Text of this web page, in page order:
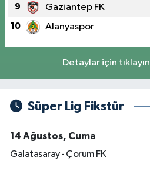
9 Gaziantep FK
10 Alanyaspor
Detaylar için tıklayın
Süper Lig Fikstür
14 Ağustos, Cuma
Galatasaray - Çorum FK